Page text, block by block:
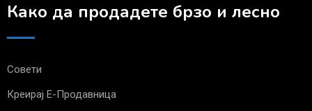
Како да продадете брзо и лесно
Совети
Креирај Е-Продавница